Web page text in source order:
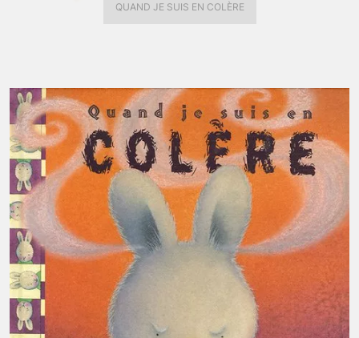
QUAND JE SUIS EN COLÈRE